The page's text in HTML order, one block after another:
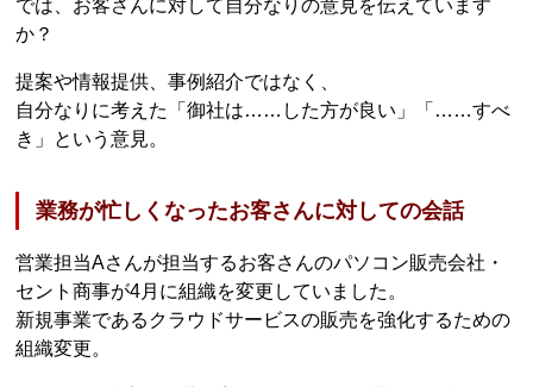
では、お客さんに対して自分なりの意見を伝えています
か？
提案や情報提供、事例紹介ではなく、
自分なりに考えた「御社は……した方が良い」「……すべ
き」という意見。
業務が忙しくなったお客さんに対しての会話
営業担当Aさんが担当するお客さんのパソコン販売会社・
セント商事が4月に組織を変更していました。
新規事業であるクラウドサービスの販売を強化するための
組織変更。